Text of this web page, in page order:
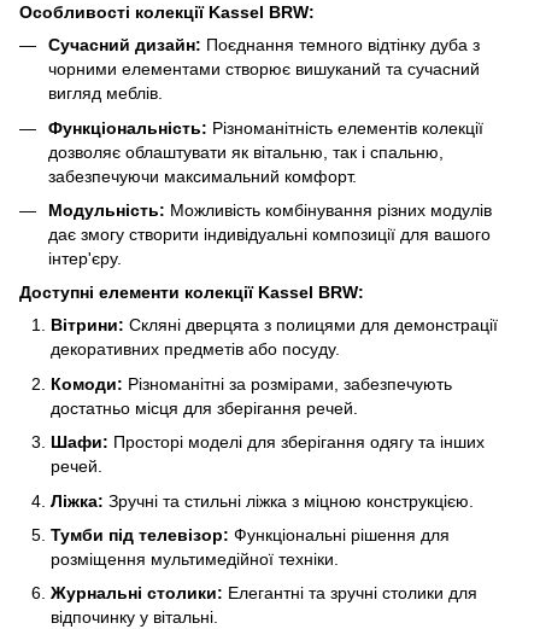
Особливості колекції Kassel BRW:
Сучасний дизайн: Поєднання темного відтінку дуба з
чорними елементами створює вишуканий та сучасний
вигляд меблів.
Функціональність: Різноманітність елементів колекції
дозволяє облаштувати як вітальню, так і спальню,
забезпечуючи максимальний комфорт.
Модульність: Можливість комбінування різних модулів
дає змогу створити індивідуальні композиції для вашого
інтер'єру.
Доступні елементи колекції Kassel BRW:
Вітрини: Скляні дверцята з полицями для демонстрації
декоративних предметів або посуду.
Комоди: Різноманітні за розмірами, забезпечують
достатньо місця для зберігання речей.
Шафи: Просторі моделі для зберігання одягу та інших
речей.
Ліжка: Зручні та стильні ліжка з міцною конструкцією.
Тумби під телевізор: Функціональні рішення для
розміщення мультимедійної техніки.
Журнальні столики: Елегантні та зручні столики для
відпочинку у вітальні.